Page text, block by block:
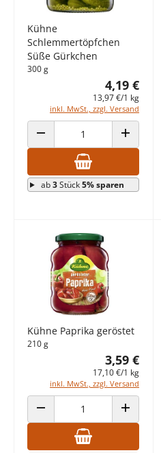
Kühne
Schlemmertöpfchen
Süße Gürkchen
300 g
4,19 €
13,97 €/1 kg
inkl. MwSt., zzgl. Versand
ANZAHL VERRINGERN ANZAHL
ab3Stück5% sparen
Kühne Paprika geröstet
210 g
3,59 €
17,10 €/1 kg
inkl. MwSt., zzgl. Versand
ANZAHL VERRINGERN ANZAHL